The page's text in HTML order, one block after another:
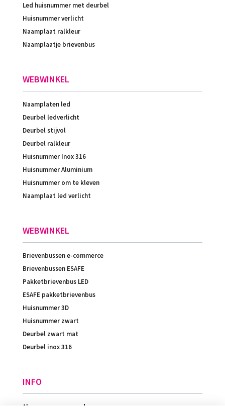
Led huisnummer met deurbel
Huisnummer verlicht
Naamplaat ralkleur
Naamplaatje brievenbus
WEBWINKEL
Naamplaten led
Deurbel ledverlicht
Deurbel stijvol
Deurbel ralkleur
Huisnummer Inox 316
Huisnummer Aluminium
Huisnummer om te kleven
Naamplaat led verlicht
WEBWINKEL
Brievenbussen e-commerce
Brievenbussen ESAFE
Pakketbrievenbus LED
ESAFE pakketbrievenbus
Huisnummer 3D
Huisnummer zwart
Deurbel zwart mat
Deurbel inox 316
INFO